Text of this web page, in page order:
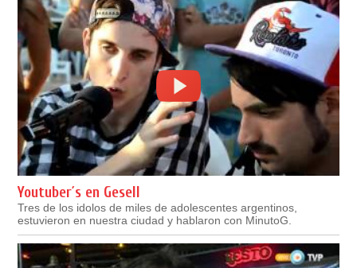
Youtuber´s en Gesell
Tres de los idolos de miles de adolescentes argentinos,
estuvieron en nuestra ciudad y hablaron con MinutoG.